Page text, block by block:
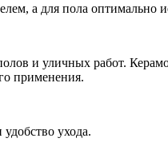
а для пола оптимально
и уличных работ.
применения.
ухода.